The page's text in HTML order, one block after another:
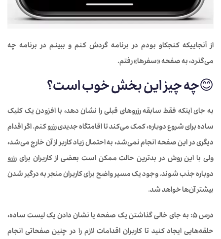
از آنجاییکه کنجکاو بودم در برنامه گردش کنم و ببینم در برنامه چه
می‌گذرد، به صفحه «سفرها» رفتم.
😊چه چیز این بخش خوب است؟
به جای اینکه فقط سابقه رزروهای قبلی را نشان دهد، با افزودن یک کلیک
ساده برای شروع دوباره، کمک می‌کند تا اقامتگاه جدیدی رزرو کنم. اگر اقدام
دیگری در این صفحه انجام نمی‌شد، به احتمال زیاد کاربر از آن خارج می‌شد،
ولی با این روش در بدترین حالت ممکن است بعضی از کاربران برای رزرو
دوباره جذب شوند. وجود یک مسیر واضح برای کاربران منجر به درگیر شدن
بیشتر آن‌ها خواهد شد.
درس 5:
به جای خالی گذاشتن یک صفحه یا نشان دادن یک لیست ساده،
حلقه‌هایی ایجاد کنید تا کاربران اقدامات لازم را در چنین صفحاتی انجام